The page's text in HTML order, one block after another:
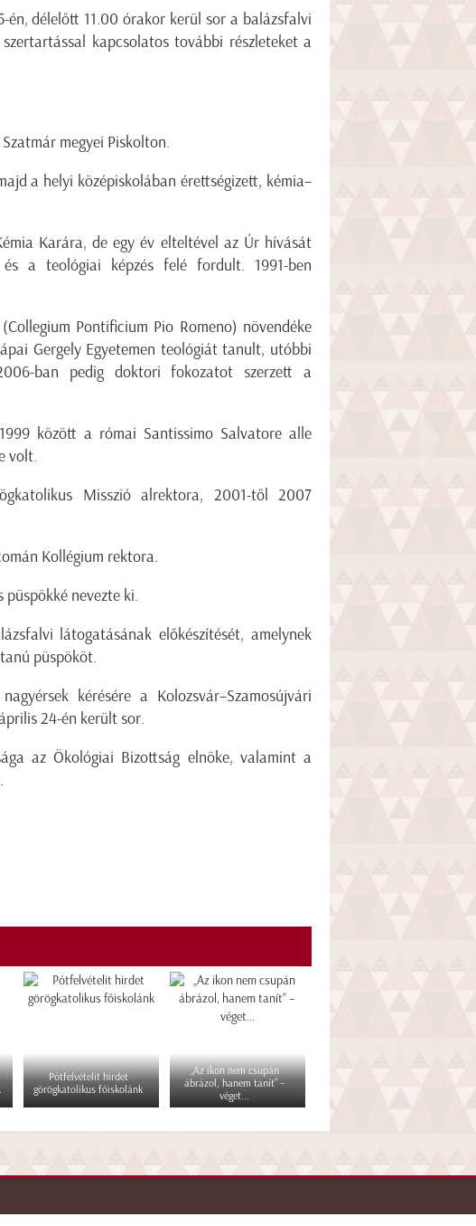
én, délelőtt 11.00 órakor kerül sor a balázsfalvi
szertartással kapcsolatos további részleteket a
megyei Piskolton.
a helyi középiskolában érettségizett, kémia–
Karára, de egy év elteltével az Úr hívását
a teológiai képzés felé fordult. 1991-ben
Pontificium Pio Romeno) növendéke
Gergely Egyetemen teológiát tanult, utóbbi
ban pedig doktori fokozatot szerzett a
között a római Santissimo Salvatore alle
volt.
Misszió alrektora, 2001-től 2007
Kollégium rektora.
püspökké nevezte ki.
látogatásának előkészítését, amelynek
püspököt.
kérésére a Kolozsvár–Szamosújvári
24-én került sor.
az Ökológiai Bizottság elnöke, valamint a
Pótfelvételit hirdet
görögkatolikus főiskolánk
„Az ikon nem csupán
ábrázol, hanem tanít” –
véget...